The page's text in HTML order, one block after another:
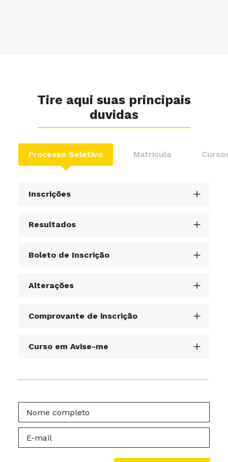
Tire aqui suas principais
duvidas
Processo Seletivo Matrícula
Inscrições
Resultados
Boleto de Inscrição
Alterações
Comprovante de inscrição
Curso em Avise-me